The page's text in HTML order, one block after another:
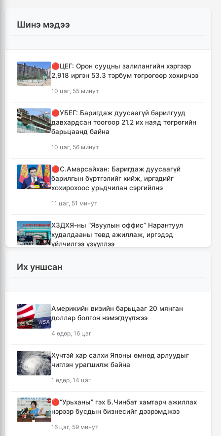
Шинэ мэдээ
🔴ЦЕГ: Орон сууцны залилангийн хэргээр
2,918 иргэн 53.3 тэрбум төгрөгөөр хохирчээ
10 цаг, 55 минут
🔴УБЕГ: Баригдаж дуусаагүй барилгууд
давхардсан тоогоор 21.2 их наяд төгрөгийн
барьцаанд байна
10 цаг, 56 минут
🔴С.Амарсайхан: Баригдаж дуусаагүй
барилгын бүртгэлийг хийж, иргэдийг
хохирохоос урьдчилан сэргийлнэ
11 цаг, 51 минут
ХЗДХЯ-ны “Явуулын оффис” Нарантуул
худалдааны төвд ажиллаж, иргэдэд
үйлчилгээ үзүүллээ
12 цаг, 24 минут
дамжуулалтын үеэр буудуулж амиа алджээ
12 цаг, 51 минут
амиа алдагсдын тоо 38-д хүрчээ
13 цаг, 42 минут
хэрэгжүүлэх төслийн жагсаалтад өөрчлөлт
Их уншсан
Америкийн визийн барьцааг 20 мянган
доллар болгон нэмэгдүүлжээ
4 өдөр, 16 цаг
Хүчтэй хар салхи Японы өмнөд арлуудыг
чиглэн урагшилж байна
1 өдөр, 14 цаг
🔴“Урьханы” гэх Б.Чинбат хамтарч ажиллах
нэрээр бусдын бизнесийг дээрэмджээ
16 цаг, 59 минут